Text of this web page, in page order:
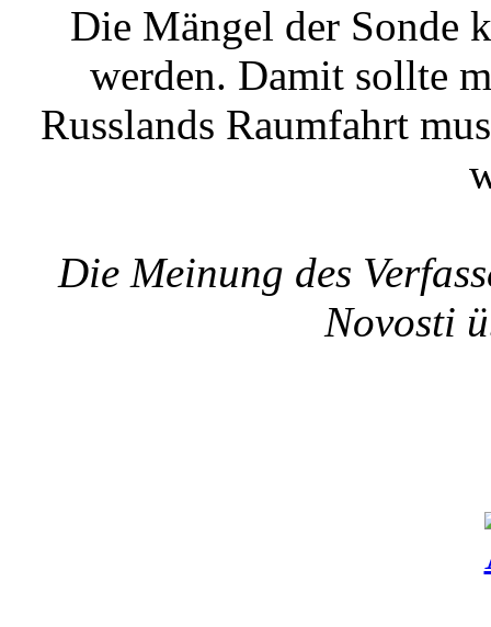
Die Mängel der Sonde
werden. Damit sollte
Russlands Raumfahrt
Die Meinung des
Novosti